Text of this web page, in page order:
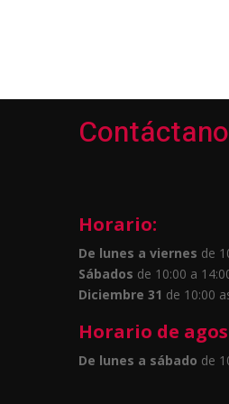
Horario:
De lunes a viernes de
Sábados de 10:00 a
Diciembre 31 de 10:00
Horario de
De lunes a sábado de